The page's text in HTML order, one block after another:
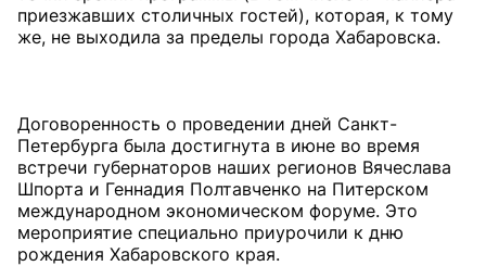
приезжавших столичных гостей), которая, к тому
же, не выходила за пределы города Хабаровска.
Договоренность о проведении дней Санкт-
Петербурга была достигнута в июне во время
встречи губернаторов наших регионов Вячеслава
Шпорта и Геннадия Полтавченко на Питерском
международном экономическом форуме. Это
мероприятие специально приурочили к дню
рождения Хабаровского края.